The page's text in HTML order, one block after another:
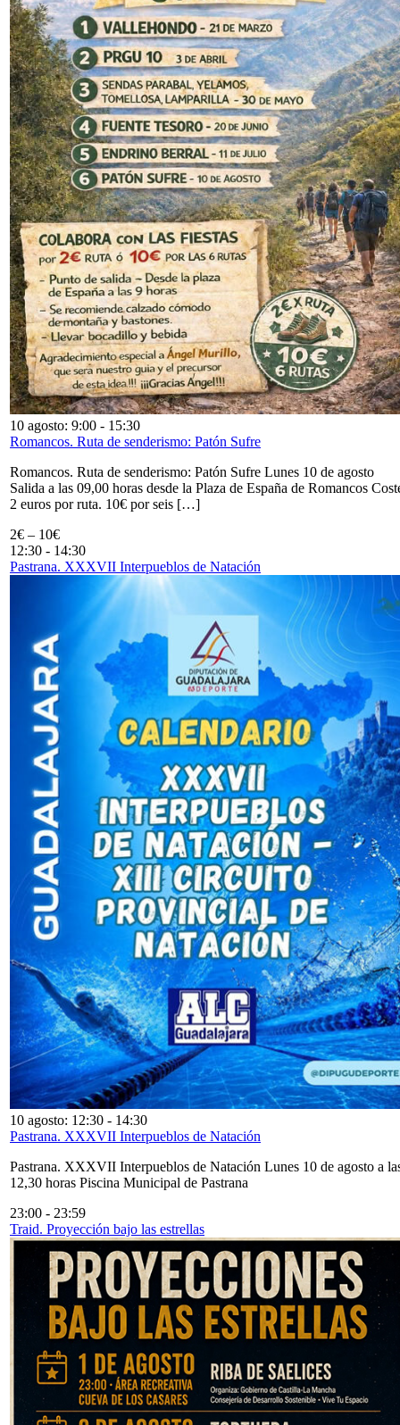
10 agosto: 9:00 - 15:30
Romancos. Ruta de senderismo: Patón Sufre
Romancos. Ruta de senderismo: Patón Sufre Lunes 10 de agosto
Salida a las 09,00 horas desde la Plaza de España de Romancos
2 euros por ruta. 10€ por seis […]
2€ – 10€
12:30 - 14:30
Pastrana. XXXVII Interpueblos de Natación
10 agosto: 12:30 - 14:30
Pastrana. XXXVII Interpueblos de Natación
Pastrana. XXXVII Interpueblos de Natación Lunes 10 de agosto a
12,30 horas Piscina Municipal de Pastrana
23:00 - 23:59
Traid. Proyección bajo las estrellas